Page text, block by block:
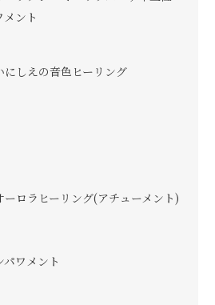
ント
にしえの音色ヒーリング
ーロラヒーリング(アチューメント)
パワメント